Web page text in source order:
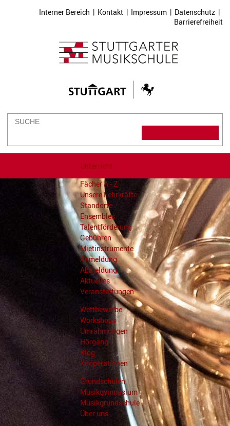
Interner Bereich | Kontakt | Impressum | Datenschutz |
Barrierefreiheit
Unterricht
Fächer A - Z
Unsere Lehrkräfte
Standorte
Ensembles
Talentförderung
Gebühren
Mietinstrumente
Anmeldung
Abmeldung
Aktuelles
Veranstaltungen
Wettbewerbe
Workshops
Umrahmungen
Hörgang
Blog
Kooperationen
Grundschulen
Musikgymnasium
Musikgrundschule
Über uns